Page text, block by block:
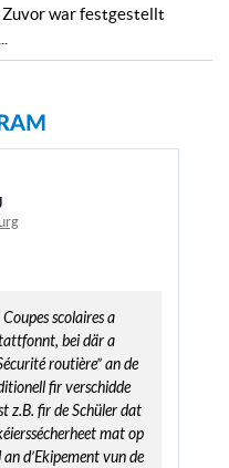
02.08.2026
Abend des
war festgestellt
scolaires a
bei där a
routière” an de
fir verschidde
z.B. fir de Schüler dat
mat op
d’Ekipement vun de